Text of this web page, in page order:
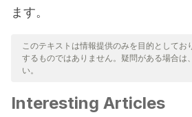
ます。
このテキストは情報提供のみを目的としてお
するものではありません。疑問がある場合は
い。
Interesting Articles